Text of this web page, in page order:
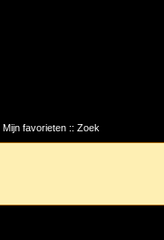
Mijn favorieten:: Zoek